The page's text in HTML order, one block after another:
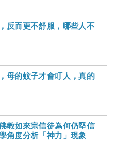
反而更不舒服，哪些人不
母的蚊子才會叮人，真的
教如來宗信徒為何仍堅信
角度分析「神力」現象